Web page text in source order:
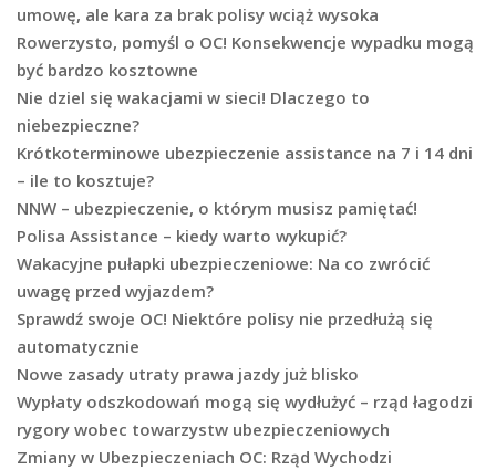
umowę, ale kara za brak polisy wciąż wysoka
Rowerzysto, pomyśl o OC! Konsekwencje wypadku mogą
być bardzo kosztowne
Nie dziel się wakacjami w sieci! Dlaczego to
niebezpieczne?
Krótkoterminowe ubezpieczenie assistance na 7 i 14 dni
– ile to kosztuje?
NNW – ubezpieczenie, o którym musisz pamiętać!
Polisa Assistance – kiedy warto wykupić?
Wakacyjne pułapki ubezpieczeniowe: Na co zwrócić
uwagę przed wyjazdem?
Sprawdź swoje OC! Niektóre polisy nie przedłużą się
automatycznie
Nowe zasady utraty prawa jazdy już blisko
Wypłaty odszkodowań mogą się wydłużyć – rząd łagodzi
rygory wobec towarzystw ubezpieczeniowych
Zmiany w Ubezpieczeniach OC: Rząd Wychodzi